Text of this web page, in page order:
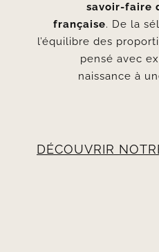
savoir-faire
française. De la
l’équilibre des
pensé avec
naissance à
DÉCOUVRIR